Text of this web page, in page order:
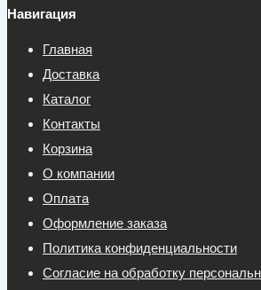
Навигация
Главная
Доставка
Каталог
Контакты
Корзина
О компании
Оплата
Оформление заказа
Политика конфиденциальности
Согласие на обработку